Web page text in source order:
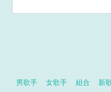
男歌手 女歌手 組合 新